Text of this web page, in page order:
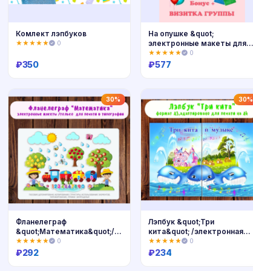
Комлект лэпбуков
★★★★★ 0
₽350
На опушке &quot;
электронные макеты для
оформления приемной
★★★★★ 0
₽577
30%
Фланелеграф
&quot;Математика&quot;/
электронная версия
★★★★★ 0
₽292
30%
Лэпбук &quot;Три
кита&quot; /электронная
версия
★★★★★ 0
₽234